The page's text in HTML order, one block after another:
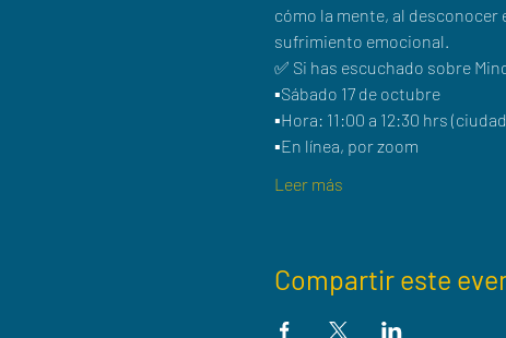
cómo la mente, al
sufrimiento emocional.
✅ Si has escuchado sobre
▪️Sábado 17 de octubre
▪️Hora: 11:00 a 12:30 hrs
▪️En línea, por zoom
Leer más
Compartir este